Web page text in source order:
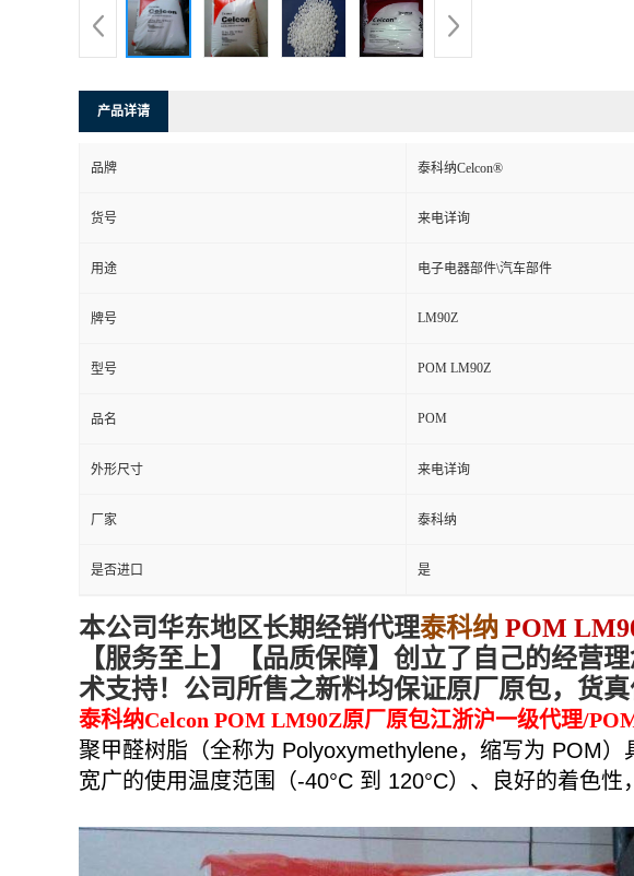
产品详请
品牌 泰科纳Celcon®
货号 来电详询
用途 电子电器部件\汽车部件
牌号 LM90Z
型号 POM LM90Z
品名 POM
外形尺寸 来电详询
厂家 泰科纳
是否进口 是
本公司华东地区长期经销代理泰科纳 POM
【服务至上】【品质保障】创立了自己的经营
术支持！公司所售之新料均保证原厂原包，货
泰科纳Celcon POM LM90Z原厂原包江浙沪一级代理/
聚甲醛树脂（全称为 Polyoxymethylene，缩写为 POM）
宽广的使用温度范围（-40°C 到 120°C）、良好的着色性